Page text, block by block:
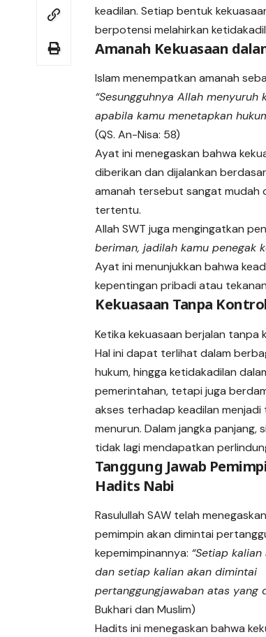
keadilan. Setiap bentuk
berpotensi melahirkan
Amanah Kekuasaan
Islam menempatkan amanah
“Sesungguhnya Allah
apabila kamu menetapkan
(QS. An-Nisa: 58)
Ayat ini menegaskan bahwa
diberikan dan dijalankan
amanah tersebut sangat mudah
tertentu.
Allah SWT juga mengingatkan
beriman, jadilah kamu penegak
Ayat ini menunjukkan bahwa
kepentingan pribadi atau
Kekuasaan Tanpa
Ketika kekuasaan berjalan
Hal ini dapat terlihat dalam
hukum, hingga ketidakadilan
pemerintahan, tetapi juga
akses terhadap keadilan
menurun. Dalam jangka
tidak lagi mendapatkan
Tanggung Jawab
Hadits Nabi
Rasulullah SAW telah
pemimpin akan dimintai
kepemimpinannya: “Setiap
dan setiap kalian akan dimintai
pertanggungjawaban atas yang
Bukhari dan Muslim)
Hadits ini menegaskan bahwa